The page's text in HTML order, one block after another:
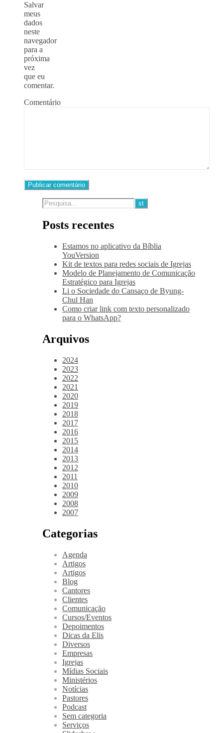
Salvar
meus
dados
neste
navegador
para a
próxima
vez
que eu
comentar.
Comentário
Posts recentes
Estamos no aplicativo da Bíblia
YouVersion
Kit de textos para redes sociais de Igrejas
Modelo de Planejamento de Comunicação
Estratégico para Igrejas
Li o Sociedade do Cansaço de Byung-
Chul Han
Como criar link com texto personalizado
para o WhatsApp?
Arquivos
2024
2023
2022
2021
2020
2019
2018
2017
2016
2015
2014
2013
2012
2011
2010
2009
2008
2007
Categorias
Agenda
Artigos
Artigos
Blog
Cantores
Clientes
Comunicação
Cursos/Eventos
Depoimentos
Dicas da Elis
Diversos
Empresas
Igrejas
Mídias Sociais
Ministérios
Notícias
Pastores
Podcast
Sem categoria
Serviços